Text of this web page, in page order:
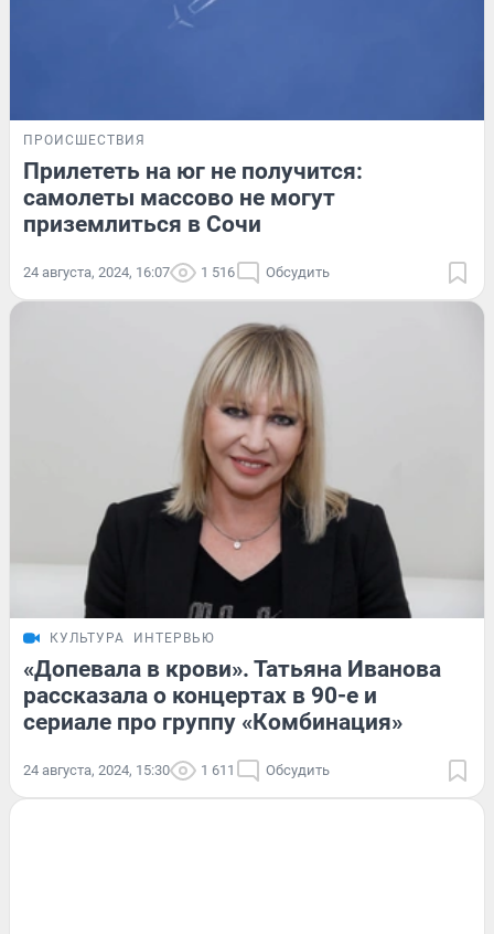
ПРОИСШЕСТВИЯ
Прилететь на юг не получится:
самолеты массово не могут
приземлиться в Сочи
24 августа, 2024, 16:07 1 516 Обсудить
КУЛЬТУРА ИНТЕРВЬЮ
«Допевала в крови». Татьяна Иванова
рассказала о концертах в 90-е и
сериале про группу «Комбинация»
24 августа, 2024, 15:30 1 611 Обсудить